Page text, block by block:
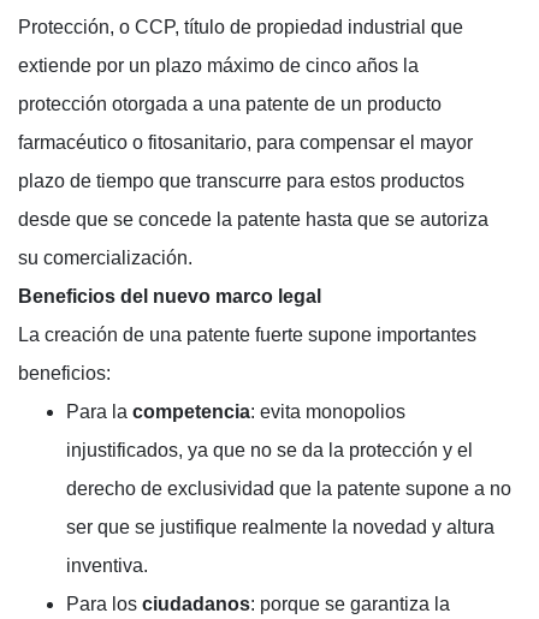
Protección, o CCP, título de propiedad industrial que
extiende por un plazo máximo de cinco años la
protección otorgada a una patente de un producto
farmacéutico o fitosanitario, para compensar el mayor
plazo de tiempo que transcurre para estos productos
desde que se concede la patente hasta que se autoriza
su comercialización.
Beneficios del nuevo marco legal
La creación de una patente fuerte supone importantes
beneficios:
Para la competencia: evita monopolios
injustificados, ya que no se da la protección y el
derecho de exclusividad que la patente supone a no
ser que se justifique realmente la novedad y altura
inventiva.
Para los ciudadanos: porque se garantiza la